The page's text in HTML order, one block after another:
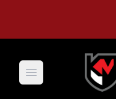
Open main menu